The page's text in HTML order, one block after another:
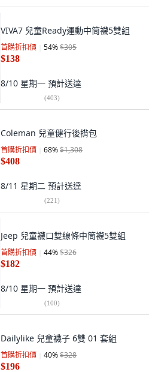
VIVA7 兒童Ready運動中筒襪5雙組
首購折扣價 54%$305
$138
8/10 星期一 預計送達
(403)
Coleman 兒童健行後揹包
首購折扣價 68%$1,308
$408
8/11 星期二 預計送達
(221)
Jeep 兒童襪口雙線條中筒襪5雙組
首購折扣價 44%$326
$182
8/10 星期一 預計送達
(100)
Dailylike 兒童襪子 6雙 01 套組
首購折扣價 40%$328
$196